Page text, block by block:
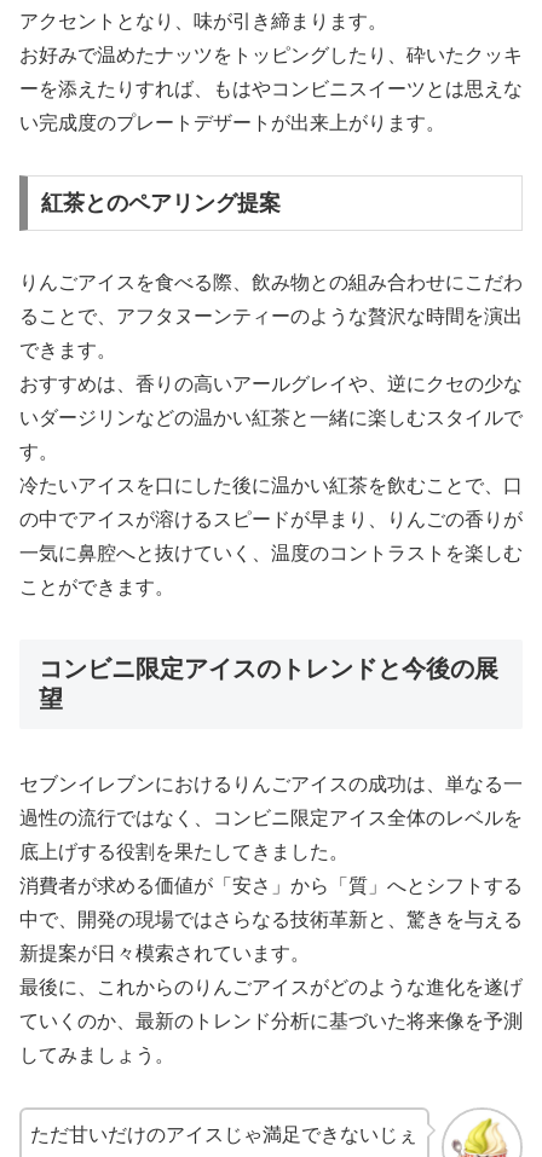
アクセントとなり、味が引き締まります。
お好みで温めたナッツをトッピングしたり、砕いたクッキ
ーを添えたりすれば、もはやコンビニスイーツとは思えな
い完成度のプレートデザートが出来上がります。
紅茶とのペアリング提案
りんごアイスを食べる際、飲み物との組み合わせにこだわ
ることで、アフタヌーンティーのような贅沢な時間を演出
できます。
おすすめは、香りの高いアールグレイや、逆にクセの少な
いダージリンなどの温かい紅茶と一緒に楽しむスタイルで
す。
冷たいアイスを口にした後に温かい紅茶を飲むことで、口
の中でアイスが溶けるスピードが早まり、りんごの香りが
一気に鼻腔へと抜けていく、温度のコントラストを楽しむ
ことができます。
コンビニ限定アイスのトレンドと今後の展
望
セブンイレブンにおけるりんごアイスの成功は、単なる一
過性の流行ではなく、コンビニ限定アイス全体のレベルを
底上げする役割を果たしてきました。
消費者が求める価値が「安さ」から「質」へとシフトする
中で、開発の現場ではさらなる技術革新と、驚きを与える
新提案が日々模索されています。
最後に、これからのりんごアイスがどのような進化を遂げ
ていくのか、最新のトレンド分析に基づいた将来像を予測
してみましょう。
ただ甘いだけのアイスじゃ満足できないじぇ